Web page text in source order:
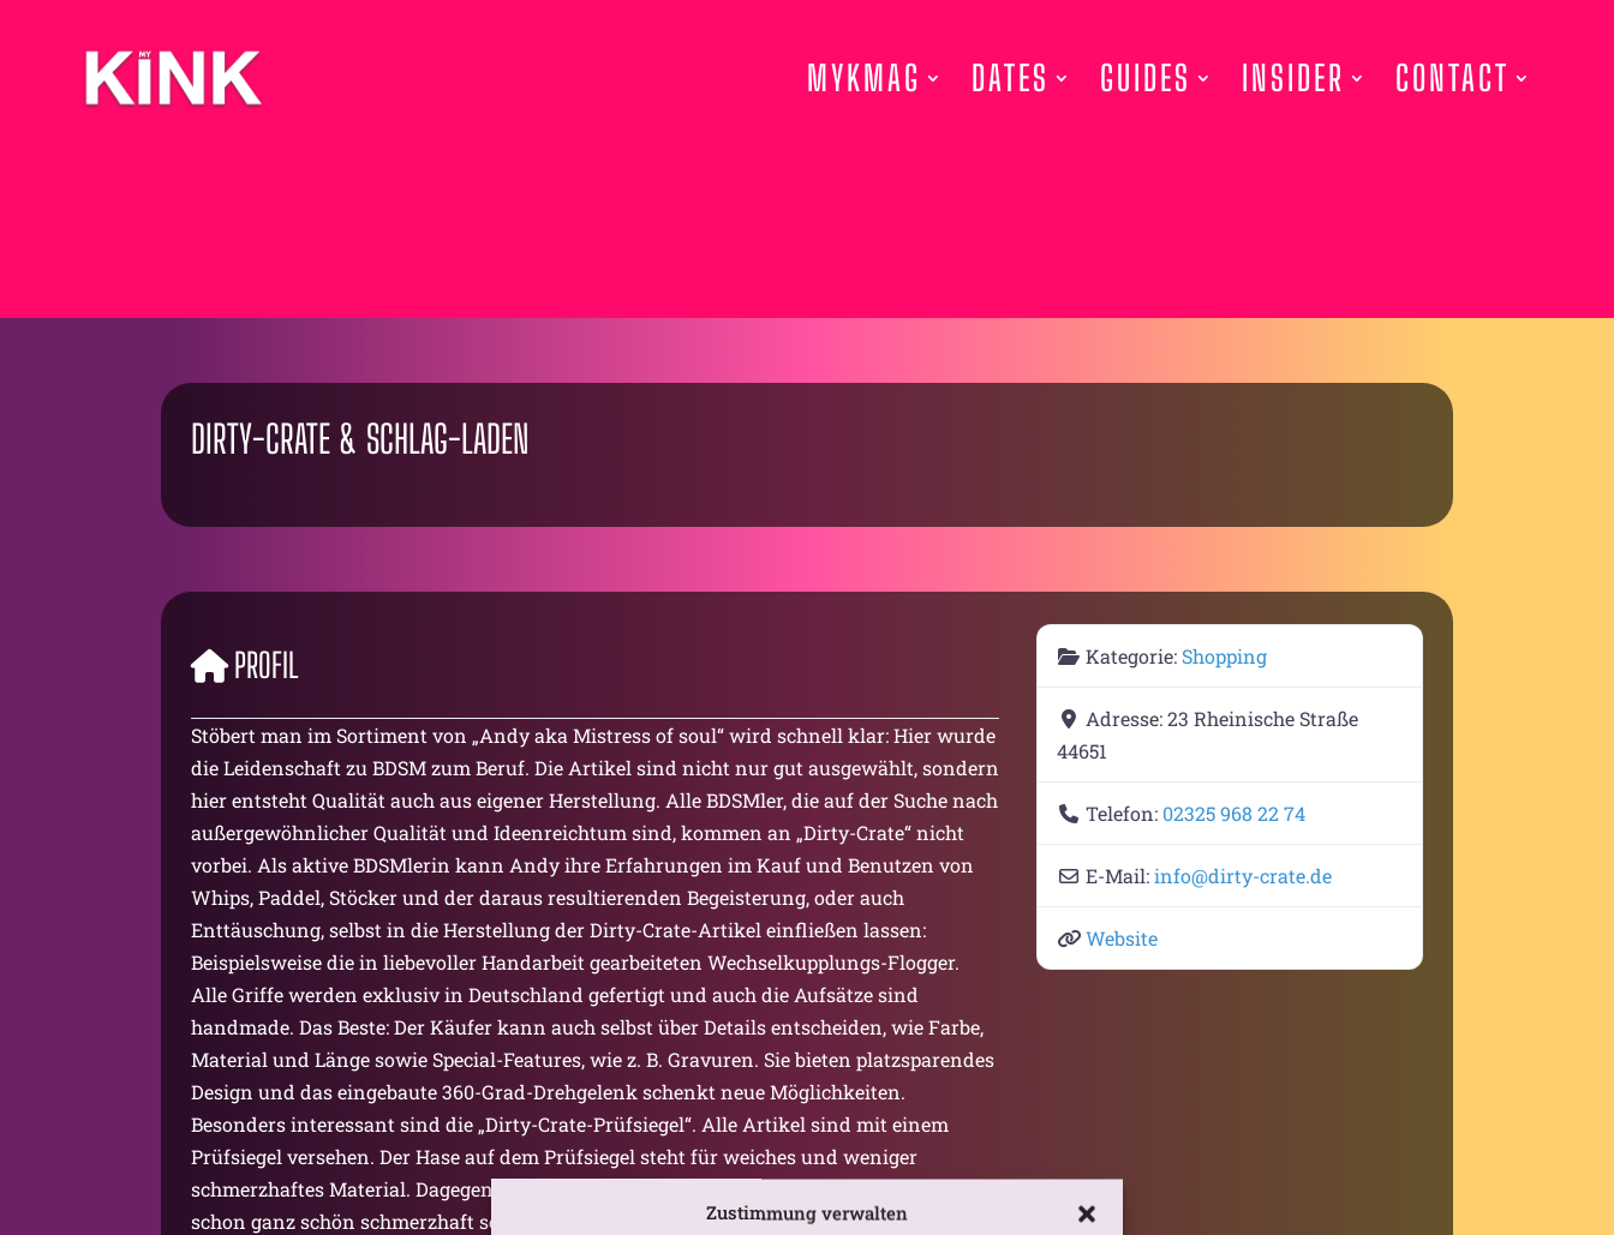
Zustimmung verwalten
MYKMAG DATES GUIDES INSIDER CONTACT
DIRTY-CRATE & SCHLAG-LADEN
PROFIL
Stöbert man im Sortiment von „Andy aka Mistress of soul“ wird schnell klar: Hier wurde
die Leidenschaft zu BDSM zum Beruf. Die Artikel sind nicht nur gut ausgewählt, sondern
hier entsteht Qualität auch aus eigener Herstellung. Alle BDSMler, die auf der Suche nach
außergewöhnlicher Qualität und Ideenreichtum sind, kommen an „Dirty-Crate“ nicht
vorbei. Als aktive BDSMlerin kann Andy ihre Erfahrungen im Kauf und Benutzen von
Whips, Paddel, Stöcker und der daraus resultierenden Begeisterung, oder auch
Enttäuschung, selbst in die Herstellung der Dirty-Crate-Artikel einfließen lassen:
Beispielsweise die in liebevoller Handarbeit gearbeiteten Wechselkupplungs-Flogger.
Alle Griffe werden exklusiv in Deutschland gefertigt und auch die Aufsätze sind
handmade. Das Beste: Der Käufer kann auch selbst über Details entscheiden, wie Farbe,
Material und Länge sowie Special-Features, wie z. B. Gravuren. Sie bieten platzsparendes
Design und das eingebaute 360-Grad-Drehgelenk schenkt neue Möglichkeiten.
Besonders interessant sind die „Dirty-Crate-Prüfsiegel“. Alle Artikel sind mit einem
Prüfsiegel versehen. Der Hase auf dem Prüfsiegel steht für weiches und weniger
schmerzhaftes Material. Dagegen steht die Schildkröte für festeres Material, das auch
schon ganz schön schmerzhaft sein kann. Bei Andy kann man sich auch einkleiden:
Kategorie: Shopping
Adresse:23 Rheinische Straße
44651
Telefon: 02325 968 22 74
E-Mail:info@dirty-crate.de
Website